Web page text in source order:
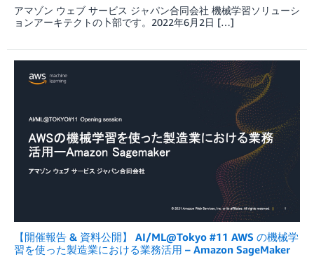
アマゾン ウェブ サービス ジャパン合同会社 機械学習ソリューシ
ョンアーキテクトの卜部です。2022年6月2日 […]
【開催報告 & 資料公開】 AI/ML@Tokyo #11 AWS の機械学
習を使った製造業における業務活用 – Amazon SageMaker